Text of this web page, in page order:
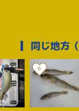
同じ地方
6